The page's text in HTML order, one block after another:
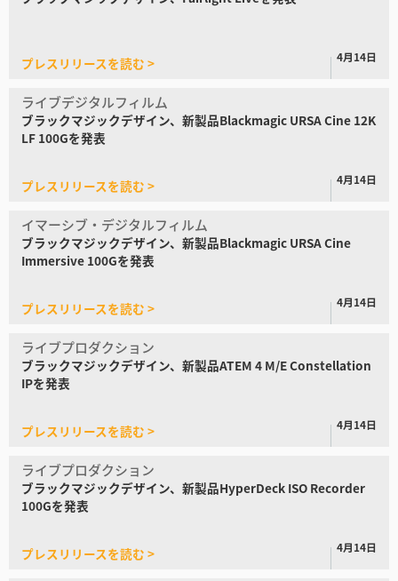
Spain
Turkey
United Kingdom
プレスリリースを読む > 4月14日
ライブデジタルフィルム
ブラックマジックデザイン、新製品Blackmagic URSA Cine 12K
LF 100Gを発表
プレスリリースを読む > 4月14日
イマーシブ・デジタルフィルム
ブラックマジックデザイン、 新製品Blackmagic URSA Cine
Immersive 100Gを発表
プレスリリースを読む > 4月14日
ライブプロダクション
ブラックマジックデザイン、 新製品ATEM 4 M/E Constellation
IPを発表
プレスリリースを読む > 4月14日
ライブプロダクション
ブラックマジックデザイン、 新製品HyperDeck ISO Recorder
100Gを発表
プレスリリースを読む > 4月14日